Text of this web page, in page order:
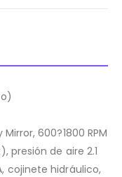
600?1800 RPM
presión de aire 2.1
cojinete hidráulico,